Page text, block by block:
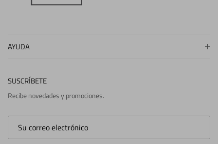
AYUDA
SUSCRÍBETE
Recibe novedades y promociones.